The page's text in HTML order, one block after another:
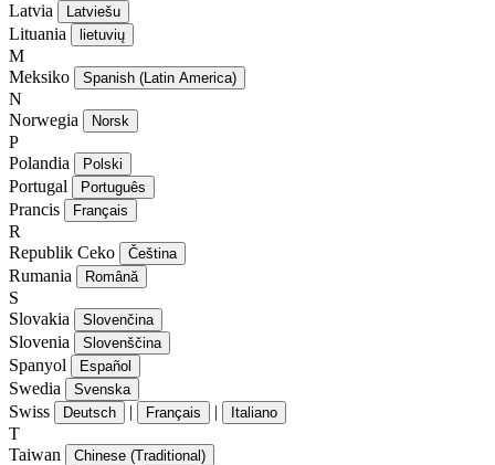
Latvia
Latviešu
Lituania lietuvių
M
Meksiko
Spanish (Latin America)
N
Norwegia
Norsk
P
Polandia
Polski
Portugal Português
Prancis Français
R
Republik Ceko
Čeština
Rumania Română
S
Slovakia
Slovenčina
Slovenia Slovenščina
Spanyol Español
Swedia Svenska
Swiss Deutsch | Français | Italiano
T
Taiwan
Chinese (Traditional)